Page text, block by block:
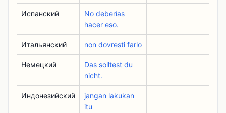
Испанский
No deberías
hacer eso.
Итальянский non dovresti farlo
Немецкий
Das solltest du
nicht.
Индонезийский
jangan lakukan
itu